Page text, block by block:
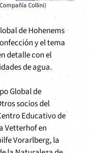
Collini)
de Hohenems
y el tema
detalle con el
de agua.
Global de
socios del
Educativo de
Vetterhof en
Vorarlberg, la